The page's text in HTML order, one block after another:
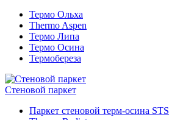
Термо Ольха
Thermo Aspen
Термо Липа
Термо Осина
Термобереза
Стеновой паркет
Паркет стеновой терм-осина STS